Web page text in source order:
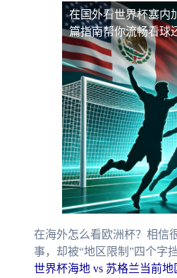
在国外看世界杯塞内
篇指南帮你流畅看球
在海外怎么看欧洲杯？相信
事，却被“地区限制”四个
世界杯海地 vs 苏格兰当前